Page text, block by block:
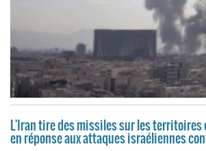
L'Iran tire des missiles sur les territoires
en réponse aux attaques israéliennes